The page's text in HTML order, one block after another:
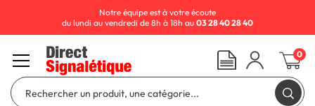
Notre équipe est à votre écoute
du lundi au vendredi de 8h à 18h au 03 28 40 28 40
0